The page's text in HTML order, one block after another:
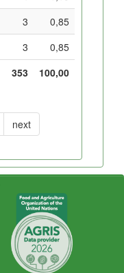
3
0,85
3
0,85
353
100,00
next